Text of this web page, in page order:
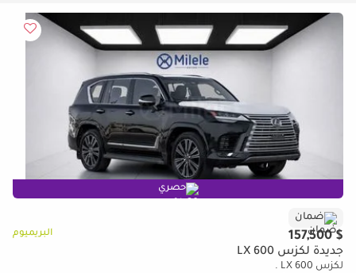
حصري
ضمان
$ 157,500 البريميوم
جديدة لكزس LX 600
لكزس LX 600 .